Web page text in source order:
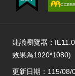
建議瀏覽器：
效果為1920*1080)
更新日期：115/08/